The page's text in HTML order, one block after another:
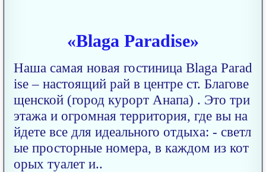
«Blaga Paradise»
Наша самая новая гостиница Blaga Parad
ise – настоящий рай в центре ст. Благове
щенской (город курорт Анапа) . Это три
этажа и огромная территория, где вы на
йдете все для идеального отдыха: - светл
ые просторные номера, в каждом из кот
орых туалет и..